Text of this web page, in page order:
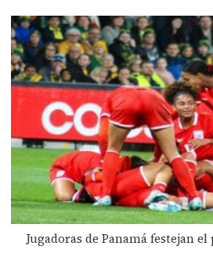
Jugadoras de Panamá festejan